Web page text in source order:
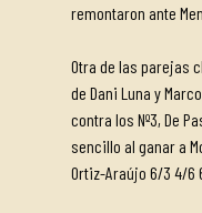
remontaron ante
Otra de las parejas
de Dani Luna y
contra los Nº3, De
sencillo al ganar a
Ortiz-Araújo 6/3 4/6